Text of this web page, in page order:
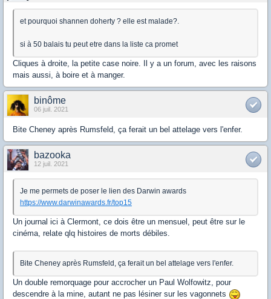
et pourquoi shannen doherty ? elle est malade?.
si à 50 balais tu peut etre dans la liste ca promet
Cliques à droite, la petite case noire. Il y a un forum, avec les raisons
mais aussi, à boire et à manger.
binôme
06 juil. 2021
Bite Cheney après Rumsfeld, ça ferait un bel attelage vers l'enfer.
bazooka
12 juil. 2021
Je me permets de poser le lien des Darwin awards
https://www.darwinawards.fr/top15
Un journal ici à Clermont, ce dois être un mensuel, peut être sur le
cinéma, relate qlq histoires de morts débiles.
Bite Cheney après Rumsfeld, ça ferait un bel attelage vers l'enfer.
Un double remorquage pour accrocher un Paul Wolfowitz, pour
descendre à la mine, autant ne pas lésiner sur les vagonnets